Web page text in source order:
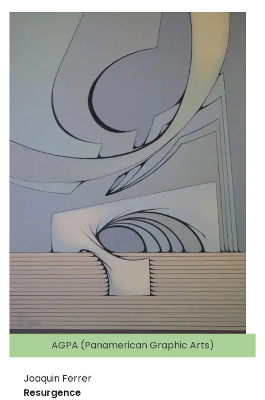
AGPA (Panamerican Graphic Arts)
Joaquin Ferrer
Resurgence